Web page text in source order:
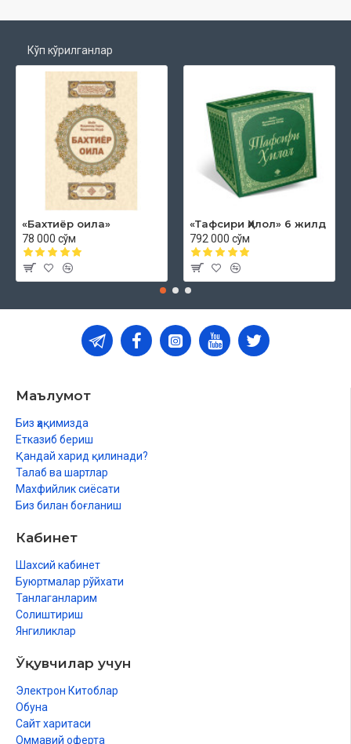
Кўп кўрилганлар
«Бахтиёр оила»
78 000 сўм
«Тафсири Ҳилол» 6 жилд
792 000 сўм
Маълумот
Биз ҳақимизда
Етказиб бериш
Қандай харид қилинади?
Талаб ва шартлар
Махфийлик сиёсати
Биз билан боғланиш
Кабинет
Шахсий кабинет
Буюртмалар рўйхати
Танлаганларим
Солиштириш
Янгиликлар
Ўқувчилар учун
Электрон Китоблар
Обуна
Сайт харитаси
Оммавий оферта